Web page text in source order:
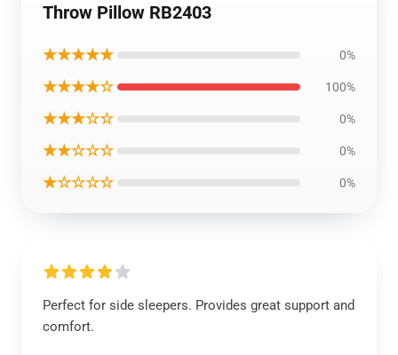
Throw Pillow RB2403
★★★★★ 0%
★★★★☆ 100%
★★★☆☆ 0%
★★☆☆☆ 0%
★☆☆☆☆ 0%
Perfect for side sleepers. Provides great support and
comfort.